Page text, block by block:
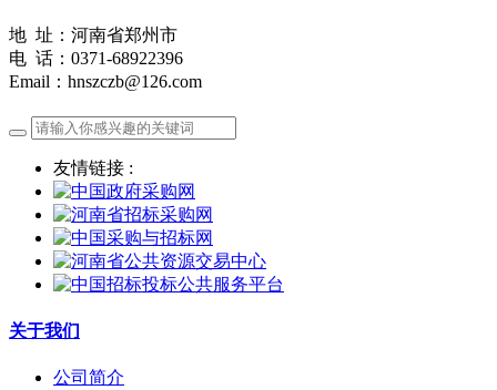
地 址：河南省郑州市
电 话：0371-68922396
Email：hnszczb@126.com
友情链接 :
关于我们
公司简介